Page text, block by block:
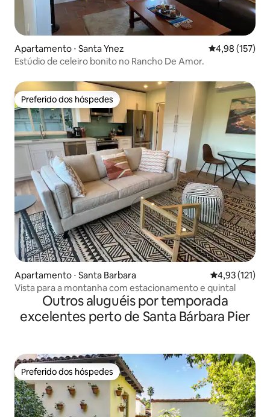
Apartamento ⋅ Santa Ynez 4,98 de uma
4,98 (157)
Estúdio de celeiro bonito no Rancho De Amor.
Preferido dos hóspedes
Preferido dos hóspedes
Apartamento ⋅ Santa Barbara 4,93 de uma
4,93 (121)
Vista para a montanha com estacionamento e quintal
Outros aluguéis por temporada
excelentes perto de Santa Bárbara Pier
Preferido dos hóspedes
Preferido dos hóspedes